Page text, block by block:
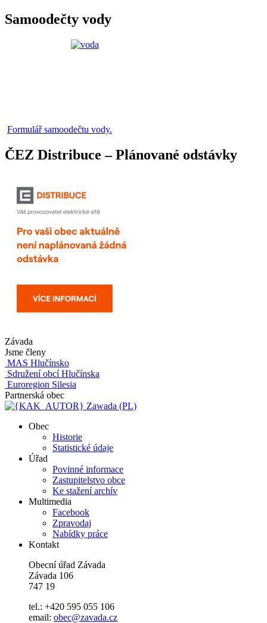
Samoodečty vody
Formulář samoodečtu vody.
ČEZ Distribuce – Plánované odstávky
Závada
Jsme členy
MAS Hlučínsko
Sdružení obcí Hlučínska
Euroregion Silesia
Partnerská obec
Zawada (PL)
Obec
Historie
Statistické údaje
Úřad
Povinné informace
Zastupitelstvo obce
Ke stažení archív
Multimedia
Facebook
Zpravodaj
Nabídky práce
Kontakt
Obecní úřad Závada
Závada 106
747 19
tel.: +420 595 055 106
email: obec@zavada.cz